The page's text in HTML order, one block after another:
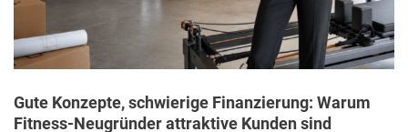
Gute Konzepte, schwierige Finanzierung: Warum
Fitness-Neugründer attraktive Kunden sind